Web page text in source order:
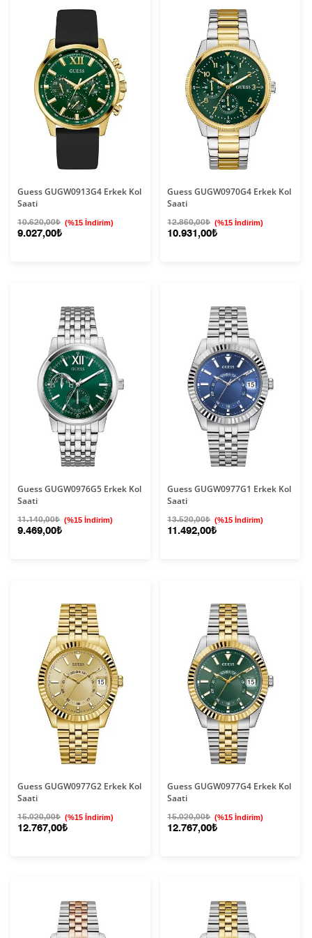
Guess GUGW0913G4 Erkek Kol
Saati
10.620,00₺ (%15 İndirim)
9.027,00₺
Guess GUGW0970G4 Erkek Kol
Saati
12.860,00₺ (%15 İndirim)
10.931,00₺
Guess GUGW0976G5 Erkek Kol
Saati
11.140,00₺ (%15 İndirim)
9.469,00₺
Guess GUGW0977G1 Erkek Kol
Saati
13.520,00₺ (%15 İndirim)
11.492,00₺
Guess GUGW0977G2 Erkek Kol
Saati
15.020,00₺ (%15 İndirim)
12.767,00₺
Guess GUGW0977G4 Erkek Kol
Saati
15.020,00₺ (%15 İndirim)
12.767,00₺